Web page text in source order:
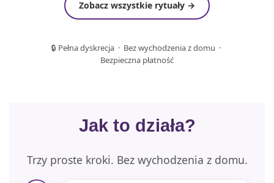
Zobacz wszystkie rytuały →
🔒 Pełna dyskrecja · Bez wychodzenia z domu ·
Bezpieczna płatność
Jak to działa?
Trzy proste kroki. Bez wychodzenia z domu.